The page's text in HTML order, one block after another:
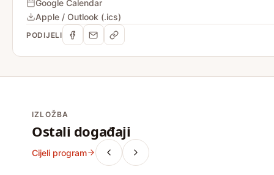
Google Calendar
Apple / Outlook (.ics)
PODIJELI
IZLOŽBA
Ostali događaji
Cijeli program